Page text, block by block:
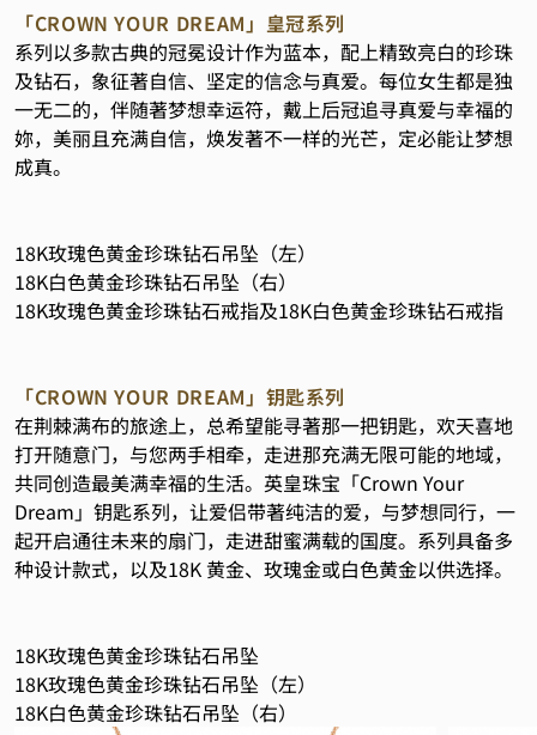
「CROWN YOUR DREAM」皇冠系列
系列以多款古典的冠冕设计作为蓝本，配上精致亮白的珍珠
及钻石，象征著自信、坚定的信念与真爱。每位女生都是独
一无二的，伴随著梦想幸运符，戴上后冠追寻真爱与幸福的
妳，美丽且充满自信，焕发著不一样的光芒，定必能让梦想
成真。
18K玫瑰色黄金珍珠钻石吊坠（左）
18K白色黄金珍珠钻石吊坠（右）
18K玫瑰色黄金珍珠钻石戒指及18K白色黄金珍珠钻石戒指
「CROWN YOUR DREAM」钥匙系列
在荆棘满布的旅途上，总希望能寻著那一把钥匙，欢天喜地
打开随意门，与您两手相牵，走进那充满无限可能的地域，
共同创造最美满幸福的生活。英皇珠宝「Crown Your
Dream」钥匙系列，让爱侣带著纯洁的爱，与梦想同行，一
起开启通往未来的扇门，走进甜蜜满载的国度。系列具备多
种设计款式，以及18K 黄金、玫瑰金或白色黄金以供选择。
18K玫瑰色黄金珍珠钻石吊坠
18K玫瑰色黄金珍珠钻石吊坠（左）
18K白色黄金珍珠钻石吊坠（右）